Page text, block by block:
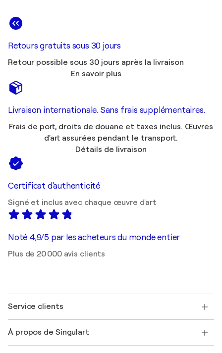
Retours gratuits sous 30 jours
Retour possible sous 30 jours après la livraison
En savoir plus
Livraison internationale. Sans frais supplémentaires.
Frais de port, droits de douane et taxes inclus. Œuvres
d'art assurées pendant le transport.
Détails de livraison
Certificat d'authenticité
Signé et inclus avec chaque œuvre d'art
Noté 4,9/5 par les acheteurs du monde entier
Plus de 20 000 avis clients
Service clients
Expédition
À propos de Singulart